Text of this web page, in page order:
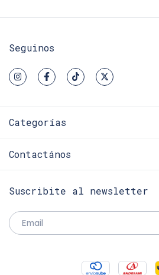
Seguinos
Categorías
Contactános
Suscribite al newsletter